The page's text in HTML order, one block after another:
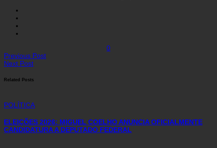
0
Previous Post
Next Post
Related Posts
POLÍTICA
ELEIÇÕES 2026: MIGUEL COELHO ANUNCIA OFICIALMENTE
CANDIDATURA A DEPUTADO FEDERAL